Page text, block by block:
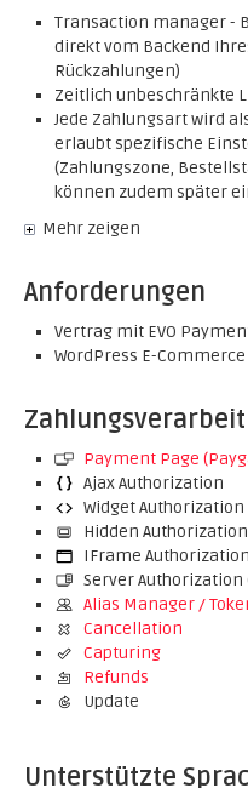
Transaction manager -
direkt vom Backend
Rückzahlungen)
Zeitlich unbeschränkte
Jede Zahlungsart wird
erlaubt spezifische
(Zahlungszone,
können zudem später
Mehr zeigen
Anforderungen
Vertrag mit EVO
WordPress E-
Payment Page
Ajax Authorization
Widget Authorization
Hidden Authorization
IFrame Authorization
Server Authorization
Alias Manager /
Cancellation
Capturing
Refunds
Update
Unterstützte